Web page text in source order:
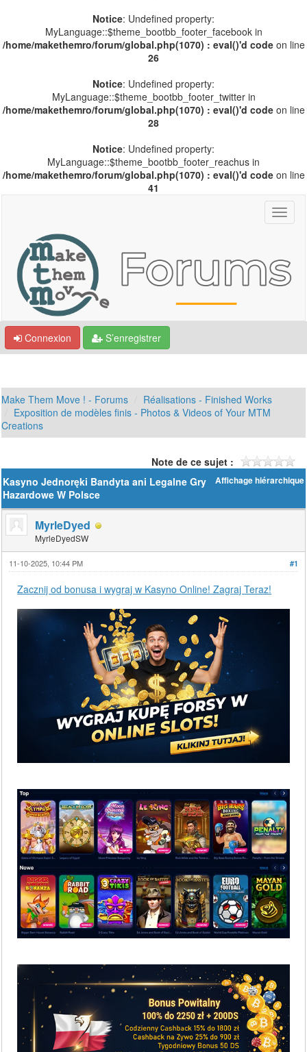
Notice: Undefined property:
MyLanguage::$theme_bootbb_footer_facebook in
/home/makethemro/forum/global.php(1070) : eval()'d codeon line
26
Notice: Undefined property:
MyLanguage::$theme_bootbb_footer_twitter in
/home/makethemro/forum/global.php(1070) : eval()'d codeon line
28
Notice: Undefined property:
MyLanguage::$theme_bootbb_footer_reachus in
/home/makethemro/forum/global.php(1070) : eval()'d codeon line
41
Connexion S’enregistrer
Make Them Move ! - Forums
Réalisations - Finished Works
Exposition de modèles finis - Photos & Videos of Your MTM
Creations
Note de ce sujet :
Affichage hiérarchique
Kasyno Jednoręki Bandyta ani Legalne Gry
Hazardowe W Polsce
MyrleDyed
MyrleDyedSW
#1
11-10-2025, 10:44 PM
Zacznij od bonusa i wygraj w Kasyno Online! Zagraj Teraz!